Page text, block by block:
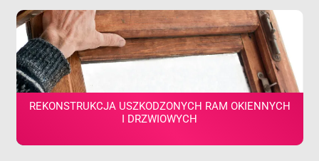
REKONSTRUKCJA USZKODZONYCH RAM OKIENNYCH
I DRZWIOWYCH